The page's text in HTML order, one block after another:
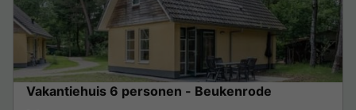
Vakantiehuis 6 personen - Beukenrode